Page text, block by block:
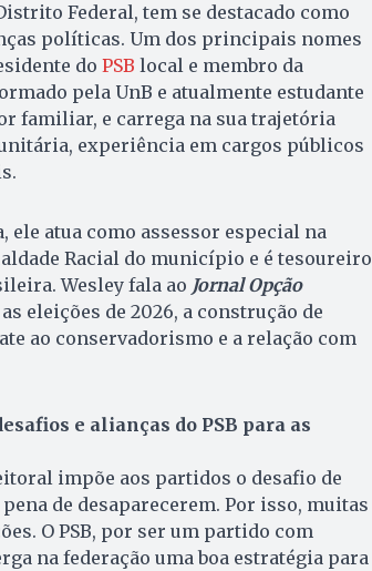
Federal, tem se destacado como
políticas. Um dos principais nomes
do PSB local e membro da
pela UnB e atualmente estudante
familiar, e carrega na sua trajetória
experiência em cargos públicos
ele atua como assessor especial na
Racial do município e é tesoureiro
Wesley fala ao Jornal Opção
eleições de 2026, a construção de
ao conservadorismo e a relação com
e alianças do PSB para as
impõe aos partidos o desafio de
de desaparecerem. Por isso, muitas
O PSB, por ser um partido com
na federação uma boa estratégia para